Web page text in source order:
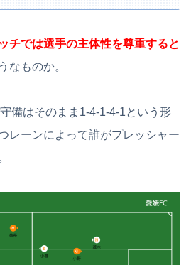
チでは選手の主体性を尊重すると
なものか。
備はそのまま1-4-1-4-1という形
レーンによって誰がプレッシャー